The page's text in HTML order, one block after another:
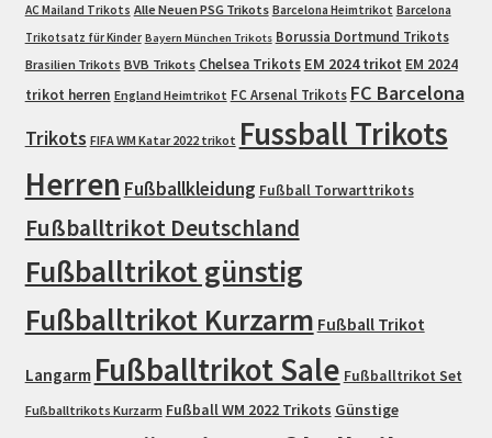
AC Mailand Trikots Alle Neuen PSG Trikots Barcelona Heimtrikot Barcelona
Trikotsatz für Kinder Bayern München Trikots Borussia Dortmund Trikots
Brasilien Trikots BVB Trikots Chelsea Trikots EM 2024 trikot EM 2024
trikot herren England Heimtrikot FC Arsenal Trikots FC Barcelona
Trikots FIFA WM Katar 2022 trikot Fussball Trikots
Herren Fußballkleidung Fußball Torwarttrikots
Fußballtrikot Deutschland
Fußballtrikot günstig
Fußballtrikot Kurzarm Fußball Trikot
Langarm Fußballtrikot Sale Fußballtrikot Set
Fußballtrikots Kurzarm Fußball WM 2022 Trikots Günstige